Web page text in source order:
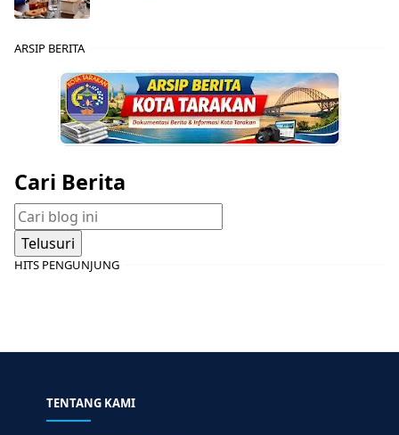
ARSIP BERITA
Cari Berita
HITS PENGUNJUNG
TENTANG KAMI